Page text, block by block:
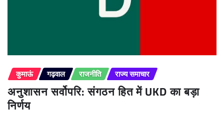
कुमाऊं गढ़वाल राजनीति राज्य समाचार
अनुशासन सर्वोपरि: संगठन हित में UKD का बड़ा
निर्णय